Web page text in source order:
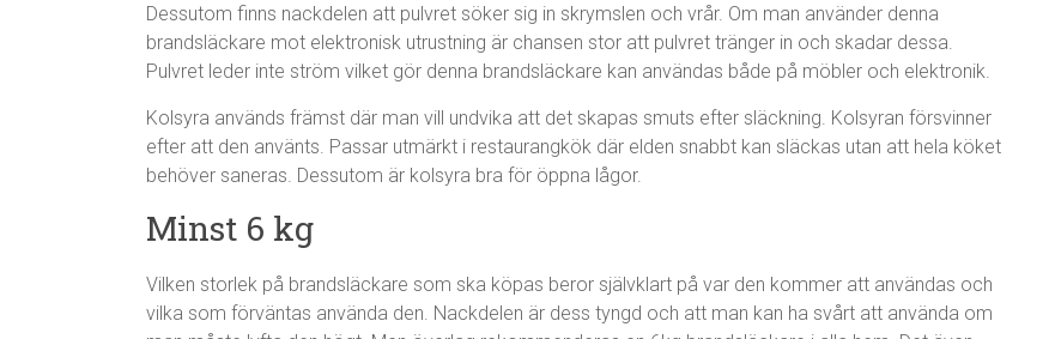
Dessutom finns nackdelen att pulvret söker sig in skrymslen och vrår. Om man använder denna
brandsläckare mot elektronisk utrustning är chansen stor att pulvret tränger in och skadar dessa.
Pulvret leder inte ström vilket gör denna brandsläckare kan användas både på möbler och elektronik.
Kolsyra används främst där man vill undvika att det skapas smuts efter släckning. Kolsyran försvinner
efter att den använts. Passar utmärkt i restaurangkök där elden snabbt kan släckas utan att hela köket
behöver saneras. Dessutom är kolsyra bra för öppna lågor.
Minst 6 kg
Vilken storlek på brandsläckare som ska köpas beror självklart på var den kommer att användas och
vilka som förväntas använda den. Nackdelen är dess tyngd och att man kan ha svårt att använda om